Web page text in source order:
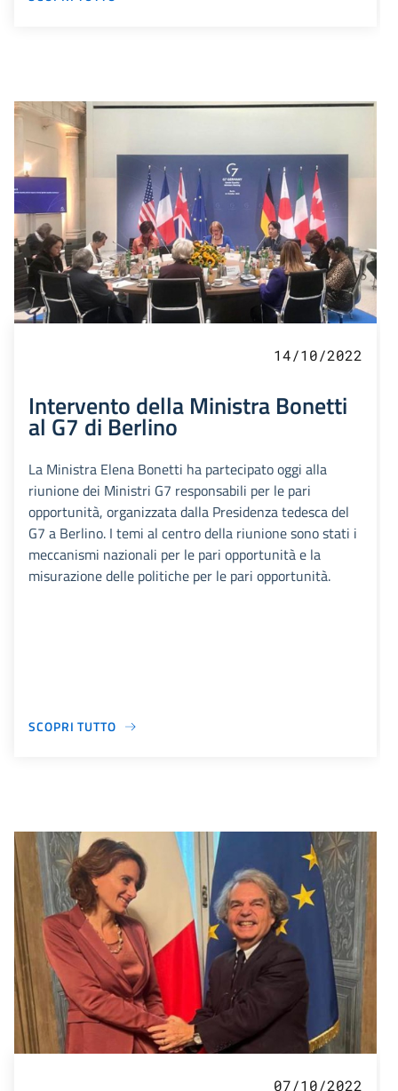
14/10/2022
Intervento della Ministra Bonetti
al G7 di Berlino
La Ministra Elena Bonetti ha partecipato oggi alla
riunione dei Ministri G7 responsabili per le pari
opportunità, organizzata dalla Presidenza tedesca del
G7 a Berlino. I temi al centro della riunione sono stati i
meccanismi nazionali per le pari opportunità e la
misurazione delle politiche per le pari opportunità.
SCOPRI TUTTO
07/10/2022